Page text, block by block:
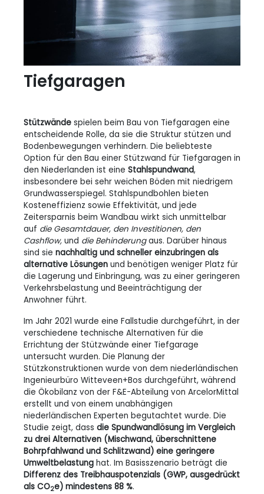
Tiefgaragen
Stützwände spielen beim Bau von Tiefgaragen eine
entscheidende Rolle, da sie die Struktur stützen und
Bodenbewegungen verhindern. Die beliebteste
Option für den Bau einer Stützwand für Tiefgaragen in
den Niederlanden ist eine Stahlspundwand,
insbesondere bei sehr weichen Böden mit niedrigem
Grundwasserspiegel. Stahlspundbohlen bieten
Kosteneffizienz sowie Effektivität, und jede
Zeitersparnis beim Wandbau wirkt sich unmittelbar
auf die Gesamtdauer, den Investitionen, den
Cashflow, und die Behinderungaus. Darüber hinaus
sind sie nachhaltig und schneller einzubringen als
alternative Lösungen und benötigen weniger Platz für
die Lagerung und Einbringung, was zu einer geringeren
Verkehrsbelastung und Beeinträchtigung der
Anwohner führt.
Im Jahr 2021 wurde eine Fallstudie durchgeführt, in der
verschiedene technische Alternativen für die
Errichtung der Stützwände einer Tiefgarage
untersucht wurden. Die Planung der
Stützkonstruktionen wurde von dem niederländischen
Ingenieurbüro Witteveen+Bos durchgeführt, während
die Ökobilanz von der F&E-Abteilung von ArcelorMittal
erstellt und von einem unabhängigen
niederländischen Experten begutachtet wurde. Die
Studie zeigt, dass die Spundwandlösung im Vergleich
zu drei Alternativen (Mischwand, überschnittene
Bohrpfahlwand und Schlitzwand) eine geringere
Umweltbelastung hat. Im Basisszenario beträgt die
Differenz des Treibhauspotenzials (GWP, ausgedrückt
als CO2e) mindestens 88 %.